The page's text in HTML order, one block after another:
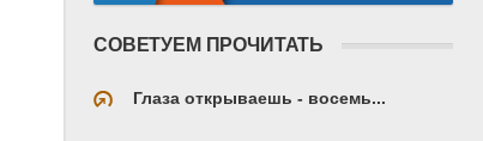
СОВЕТУЕМ ПРОЧИТАТЬ
Глаза открываешь - восемь...